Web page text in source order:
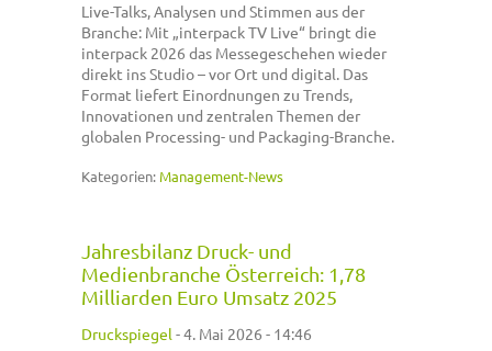
Live-Talks, Analysen und Stimmen aus der
Branche: Mit „interpack TV Live“ bringt die
interpack 2026 das Messegeschehen wieder
direkt ins Studio – vor Ort und digital. Das
Format liefert Einordnungen zu Trends,
Innovationen und zentralen Themen der
globalen Processing- und Packaging-Branche.
Kategorien:Management-News
Jahresbilanz Druck- und
Medienbranche Österreich: 1,78
Milliarden Euro Umsatz 2025
Druckspiegel -4. Mai 2026 - 14:46